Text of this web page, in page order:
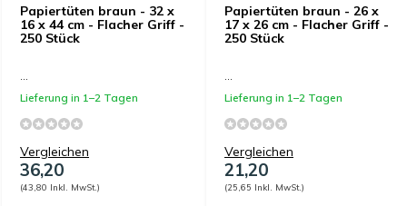
Papiertüten braun - 32 x
16 x 44 cm - Flacher Griff -
250 Stück
...
Lieferung in 1–2 Tagen
Vergleichen
36,20
(43,80 Inkl. MwSt.)
Papiertüten braun - 26 x
17 x 26 cm - Flacher Griff -
250 Stück
...
Lieferung in 1–2 Tagen
Vergleichen
21,20
(25,65 Inkl. MwSt.)